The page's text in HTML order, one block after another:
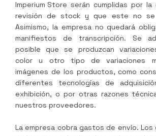
Imperium Store serán cumplidas por la
revisión de stock y que este no se
Asimismo, la empresa no quedará
manifiestos de transcripción. Se
posible que se produzcan
color u otro tipo de variaciones
imágenes de los productos, como
diferentes tecnologías de
exhibición, o por otras razones
nuestros proveedores.
La empresa cobra gastos de envío.